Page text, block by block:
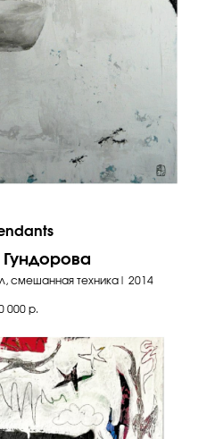
Гундорова
смешанная техника| 2014
000 р.